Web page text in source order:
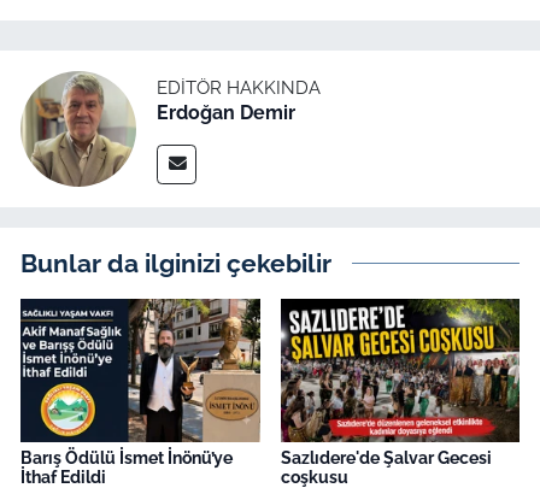
EDITÖR HAKKINDA
Erdoğan Demir
Bunlar da ilginizi çekebilir
Barış Ödülü İsmet İnönü’ye
İthaf Edildi
Sazlıdere'de Şalvar Gecesi
coşkusu